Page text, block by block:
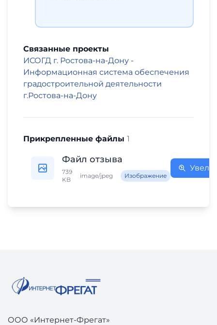
Связанные проекты
ИСОГД г. Ростова-на-Дону -
Информационная система обеспечения
градостроительной деятельности
г.Ростова-на-Дону
Прикрепленные файлы 1
Файл отзыва
739
KB
image/jpeg Изображение
ООО «Интернет-Фрегат»